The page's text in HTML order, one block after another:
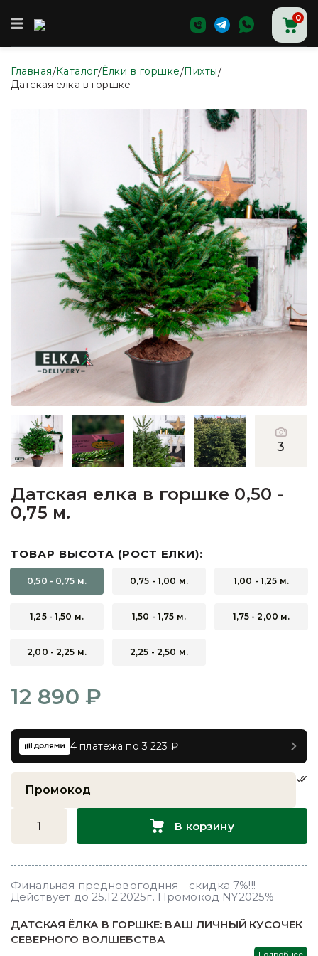
0
Главная
Аксессуары для новогодних ёлок
Ёлки
Ёлки в горшке
Живые новогодние деревья
Пихты
Подарочные ёлочки
Подставки для деревьев
Прочее
Сосны
Главная/Каталог/Ёлки в горшке/Пихты/
Датская елка в горшке
3
Датская елка в горшке 0,50 -
0,75 м.
ТОВАР ВЫСОТА (РОСТ ЕЛКИ):
0,50 - 0,75 м. 0,75 - 1,00 м. 1,00 - 1,25 м.
1,25 - 1,50 м. 1,50 - 1,75 м. 1,75 - 2,00 м.
2,00 - 2,25 м. 2,25 - 2,50 м.
12 890 ₽
4 платежа по 3 223 ₽
В корзину
Финальная предновогодння - скидка 7%!!!
Действует до 25.12.2025г. Промокод NY2025%
ДАТСКАЯ ЁЛКА В ГОРШКЕ: ВАШ ЛИЧНЫЙ КУСОЧЕК
СЕВЕРНОГО ВОЛШЕБСТВА